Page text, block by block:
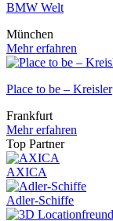
BMW Welt
München
Mehr erfahren
Place to be – Kreisler
Frankfurt
Mehr erfahren
Top Partner
AXICA
Adler-Schiffe